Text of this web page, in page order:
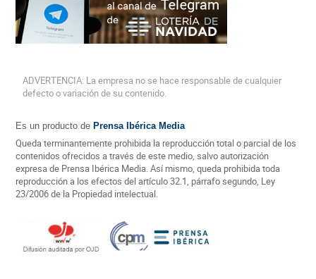
ADVERTENCIA: La empresa no se hace responsable de cualquier
defecto o variación de su contenido.
Es un producto de Prensa Ibérica Media
Queda terminantemente prohibida la reproducción total o parcial de los
contenidos ofrecidos a través de este medio, salvo autorización
expresa de Prensa Ibérica Media. Así mismo, queda prohibida toda
reproducción a los efectos del artículo 32.1, párrafo segundo, Ley
23/2006 de la Propiedad intelectual.